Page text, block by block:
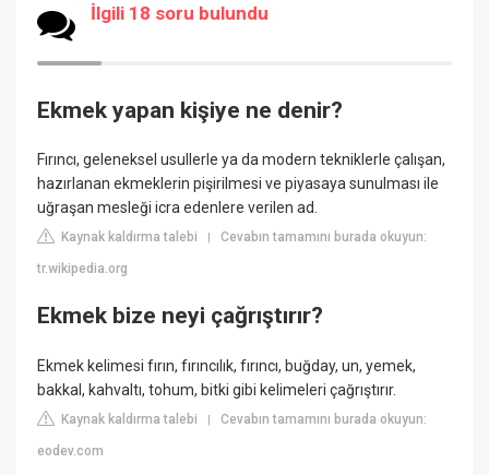
İlgili 18 soru bulundu
Ekmek yapan kişiye ne denir?
Fırıncı, geleneksel usullerle ya da modern tekniklerle çalışan,
hazırlanan ekmeklerin pişirilmesi ve piyasaya sunulması ile
uğraşan mesleği icra edenlere verilen ad.
Kaynak kaldırma talebi |Cevabın tamamını burada okuyun:
tr.wikipedia.org
Ekmek bize neyi çağrıştırır?
Ekmek kelimesi fırın, fırıncılık, fırıncı, buğday, un, yemek,
bakkal, kahvaltı, tohum, bitki gibi kelimeleri çağrıştırır.
Kaynak kaldırma talebi |Cevabın tamamını burada okuyun:
eodev.com